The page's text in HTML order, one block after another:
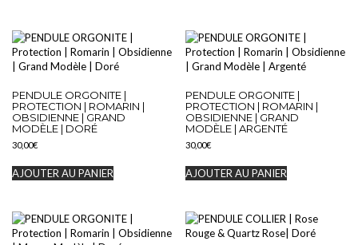
PENDULE ORGONITE |
PROTECTION | ROMARIN |
OBSIDIENNE | GRAND
MODÈLE | DORÉ
30,00€
AJOUTER AU PANIER
PENDULE ORGONITE |
PROTECTION | ROMARIN |
OBSIDIENNE | GRAND
MODÈLE | ARGENTÉ
30,00€
AJOUTER AU PANIER